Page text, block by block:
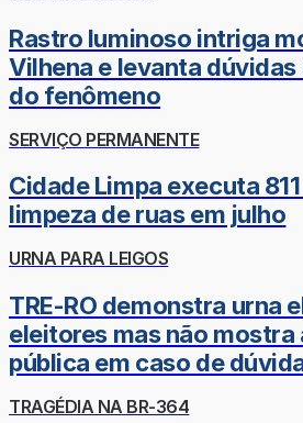
Rastro luminoso intriga
Vilhena e levanta
do fenômeno
SERVIÇO PERMANENTE
Cidade Limpa executa
limpeza de ruas em julho
URNA PARA LEIGOS
TRE-RO demonstra urna
eleitores mas não mostra
pública em caso de
TRAGÉDIA NA BR-364